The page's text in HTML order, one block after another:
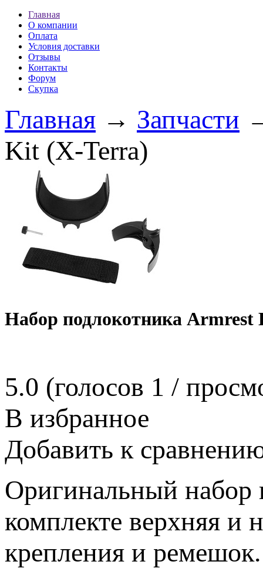
Главная
О компании
Оплата
Условия доставки
Отзывы
Контакты
Форум
Скупка
Главная → Запчасти
Kit (X-Terra)
Набор подлокотника
5.0 (голосов 1 /
В избранное
Добавить к
Оригинальный набор
комплекте верхняя и
крепления и